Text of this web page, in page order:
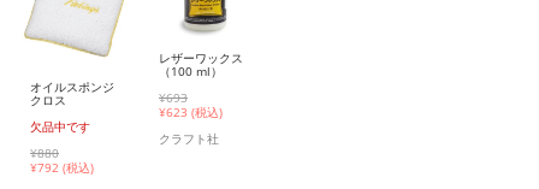
オイルスポンジ
クロス
欠品中です
¥880
¥792 (税込)
レザーワックス
（100 ml）
¥693
¥623 (税込)
クラフト社